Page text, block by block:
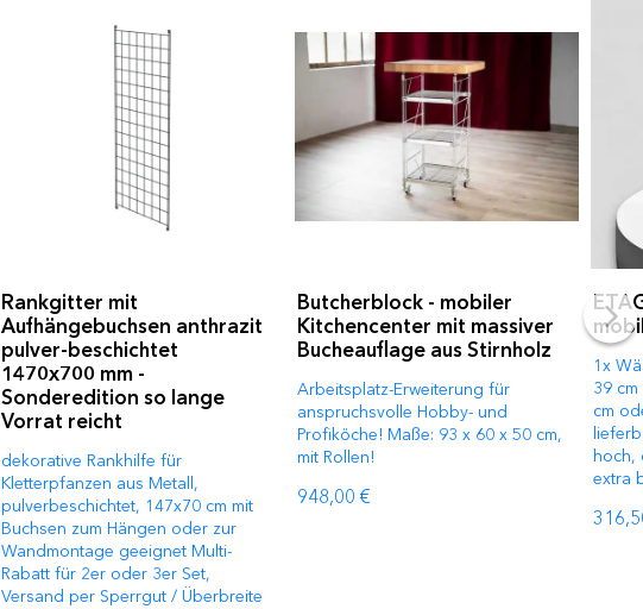
Rankgitter mit
Aufhängebuchsen anthrazit
pulver-beschichtet
1470x700 mm -
Sonderedition so lange
Vorrat reicht
dekorative Rankhilfe für
Kletterpfanzen aus Metall,
pulverbeschichtet, 147x70 cm mit
Buchsen zum Hängen oder zur
Wandmontage geeignet Multi-
Rabatt für 2er oder 3er Set,
Versand per Sperrgut / Überbreite
Butcherblock - mobiler
Kitchencenter mit massiver
Bucheauflage aus Stirnholz
Arbeitsplatz-Erweiterung für
anspruchsvolle Hobby- und
Profiköche! Maße: 93 x 60 x 50 cm,
mit Rollen!
948,00 €
1x
39
cm
hoch,
extra